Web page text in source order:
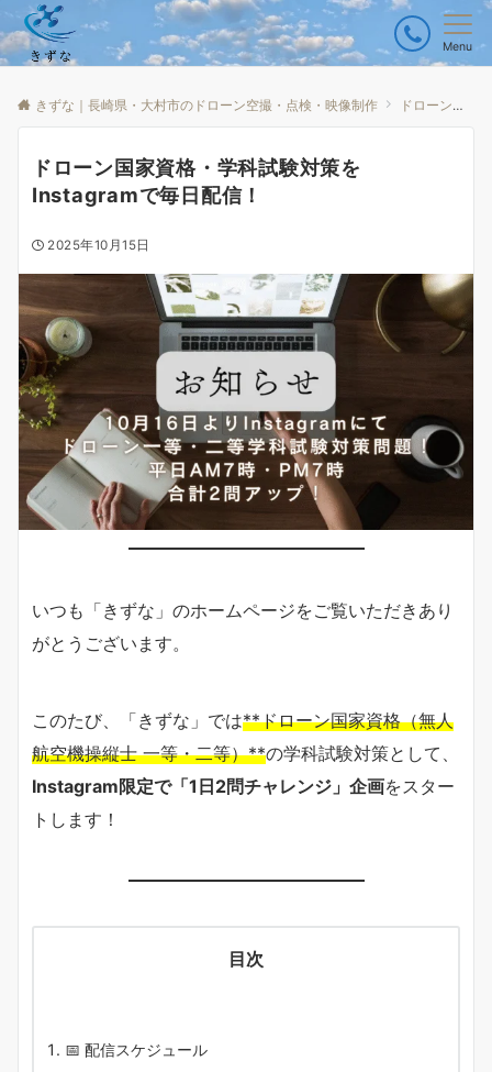
Menu
きずな｜長崎県・大村市のドローン空撮・点検・映像制作 ドローン情報
ドローン国家資格・学科試験対策を
Instagramで毎日配信！
2025年10月15日
いつも「きずな」のホームページをご覧いただきあり
がとうございます。
このたび、「きずな」では**ドローン国家資格（無人
航空機操縦士 一等・二等）**の学科試験対策として、
Instagram限定で「1日2問チャレンジ」企画をスター
トします！
目次
📅 配信スケジュール